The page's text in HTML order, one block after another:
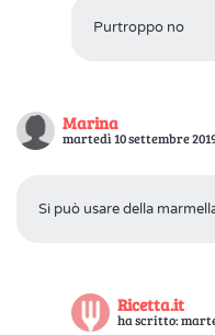
Purtroppo no
Marina
martedì 10 settembre
Si può usare della
Ricetta.it
ha scritto: